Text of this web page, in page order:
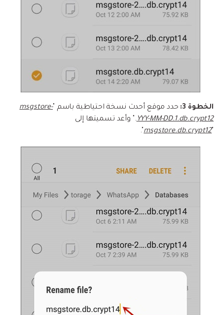
الخطوة 3: حدد موقع أحدث نسخة احتياطية باسم "msgstore-
YYY-MM-DD.1.db.crypt12." وأعد تسميتها إلى
"
msgstore.db.crypt12
".